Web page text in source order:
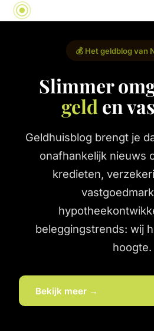
💰 Het geldblog van
Slimmer
geld en
Geldhuisblog brengt je
onafhankelijk nieuws
kredieten,
beleggingstrends: wij
hoogte.
Bekijk meer →